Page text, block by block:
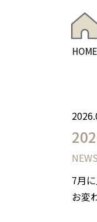
HOME
NEWS
7月
お変